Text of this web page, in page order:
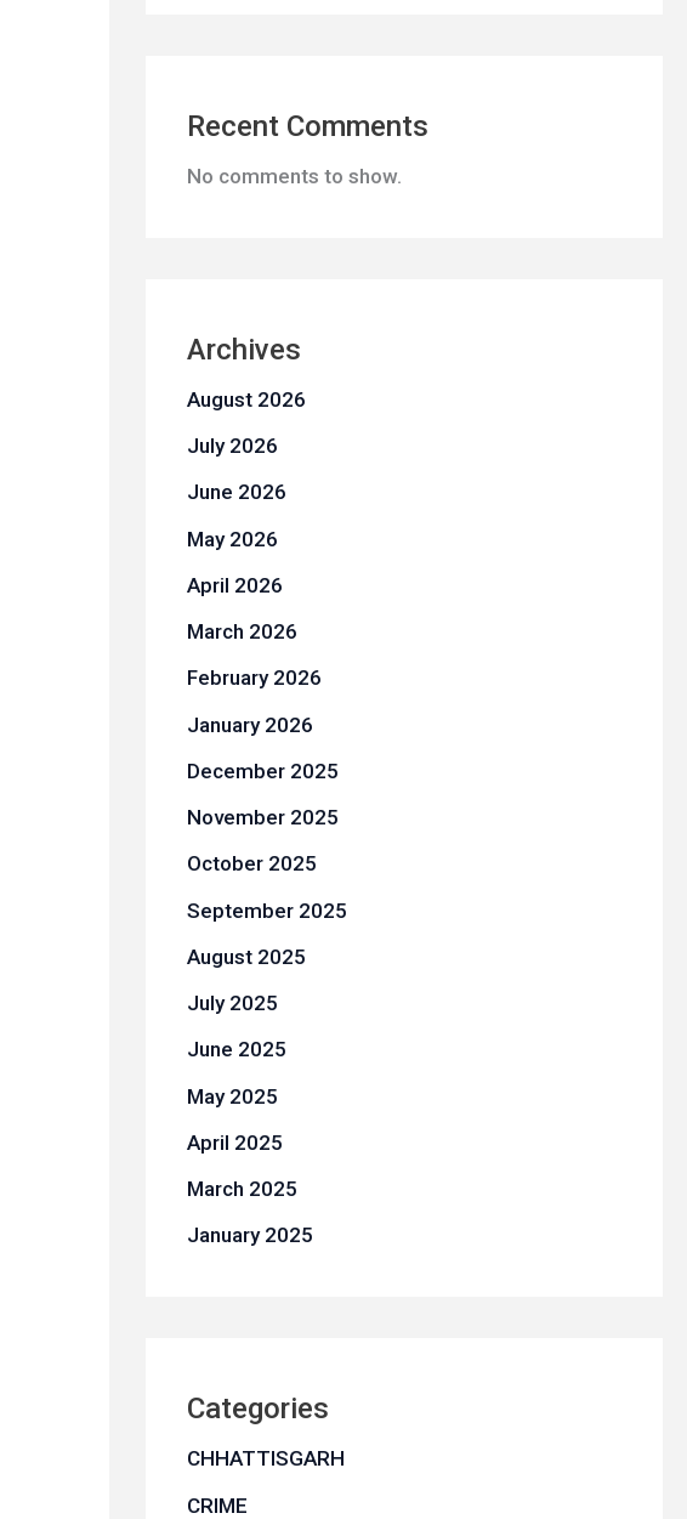
Recent Comments
No comments to show.
Archives
August 2026
July 2026
June 2026
May 2026
April 2026
March 2026
February 2026
January 2026
December 2025
November 2025
October 2025
September 2025
August 2025
July 2025
June 2025
May 2025
April 2025
March 2025
January 2025
Categories
CHHATTISGARH
CRIME